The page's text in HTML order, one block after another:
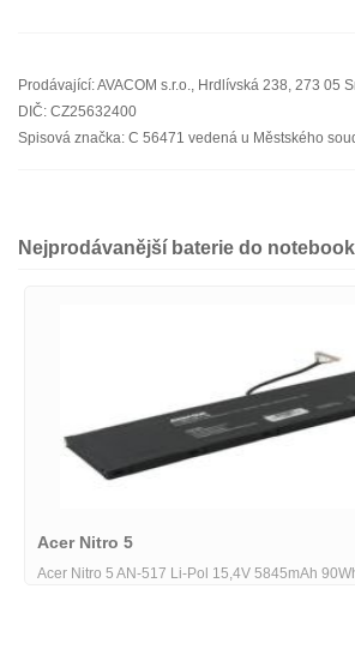
Prodávající: AVACOM s.r.o., Hrdlívská 238, 273 05
DIČ: CZ25632400
Spisová značka: C 56471 vedená u Městského
Nejprodávanější baterie do
Acer Nitro 5
Acer Nitro 5 AN-517 Li-Pol 15,4V 5845mAh